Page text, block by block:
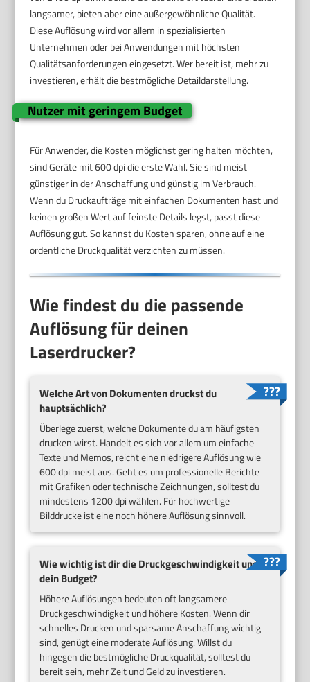
langsamer, bieten aber eine außergewöhnliche Qualität.
Diese Auflösung wird vor allem in spezialisierten
Unternehmen oder bei Anwendungen mit höchsten
Qualitätsanforderungen eingesetzt. Wer bereit ist, mehr zu
investieren, erhält die bestmögliche Detaildarstellung.
Nutzer mit geringem Budget
Für Anwender, die Kosten möglichst gering halten möchten,
sind Geräte mit 600 dpi die erste Wahl. Sie sind meist
günstiger in der Anschaffung und günstig im Verbrauch.
Wenn du Druckaufträge mit einfachen Dokumenten hast und
keinen großen Wert auf feinste Details legst, passt diese
Auflösung gut. So kannst du Kosten sparen, ohne auf eine
ordentliche Druckqualität verzichten zu müssen.
Wie findest du die passende
Auflösung für deinen
Laserdrucker?
Welche Art von Dokumenten druckst du
hauptsächlich?
Überlege zuerst, welche Dokumente du am häufigsten
drucken wirst. Handelt es sich vor allem um einfache
Texte und Memos, reicht eine niedrigere Auflösung wie
600 dpi meist aus. Geht es um professionelle Berichte
mit Grafiken oder technische Zeichnungen, solltest du
mindestens 1200 dpi wählen. Für hochwertige
Bilddrucke ist eine noch höhere Auflösung sinnvoll.
Wie wichtig ist dir die Druckgeschwindigkeit und
dein Budget?
Höhere Auflösungen bedeuten oft langsamere
Druckgeschwindigkeit und höhere Kosten. Wenn dir
schnelles Drucken und sparsame Anschaffung wichtig
sind, genügt eine moderate Auflösung. Willst du
hingegen die bestmögliche Druckqualität, solltest du
bereit sein, mehr Zeit und Geld zu investieren.